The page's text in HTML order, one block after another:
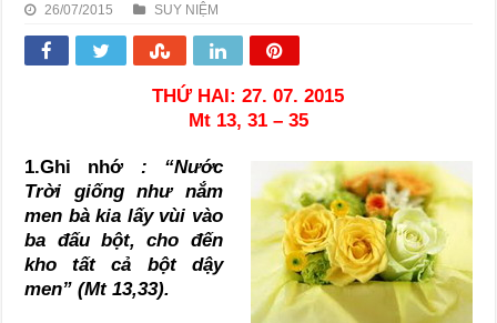
26/07/2015 SUY NIỆM
THỨ HAI: 27. 07. 2015
Mt 13, 31 – 35
1.Ghi nhớ
: “Nước
Trời giống như nắm
men bà kia lấy vùi vào
ba đấu bột, cho đến
kho tất cả bột dậy
men” (Mt 13,33).